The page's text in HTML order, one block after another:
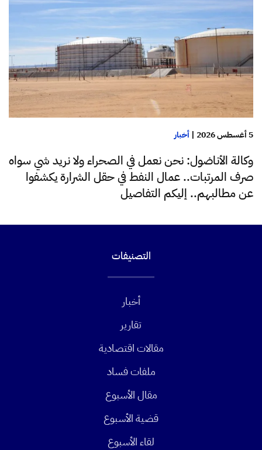
5 أغسطس 2026 | أخبار
وكالة الأناضول: نحن نعمل في الصحراء ولا نريد شي سواه
صرف المرتبات.. عمال النفط في حقل الشرارة يكشفوا
عن مطالبهم.. إليكم التفاصيل
التصنيفات
أخبار
تقارير
مقالات اقتصادية
ملفات فساد
مقال الأسبوع
قضية الأسبوع
لقاء الأسبوع